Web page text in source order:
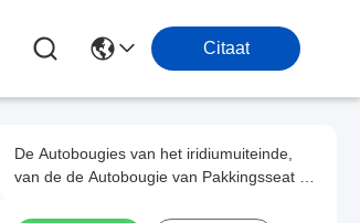
Citaat
De Autobougies van het iridiumuiteinde,
van de de Autobougie van Pakkingsseat de